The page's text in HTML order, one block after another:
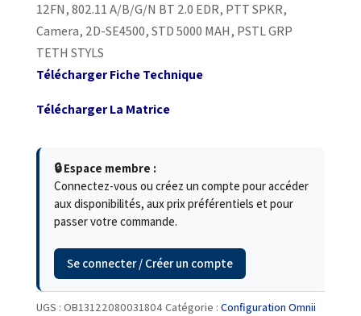
12FN, 802.11 A/B/G/N BT 2.0 EDR, PTT SPKR,
Camera, 2D-SE4500, STD 5000 MAH, PSTL GRP
TETH STYLS
Télécharger Fiche Technique
Télécharger La Matrice
🔒 Espace membre :
Connectez-vous ou créez un compte pour accéder
aux disponibilités, aux prix préférentiels et pour
passer votre commande.
Se connecter / Créer un compte
UGS : OB13122080031804Catégorie : Configuration Omnii